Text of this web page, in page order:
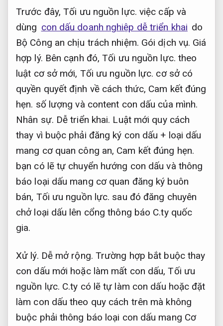
Trước đây,Tối ưu nguồn lực. việc cấp và
dùng con dấu doanh nghiệp dễ triển khai do
Bộ Công an chịu trách nhiệm. Gói dịch vụ. Giá
hợp lý. Bên cạnh đó,Tối ưu nguồn lực. theo
luật cơ sở mới, Tối ưu nguồn lực. cơ sở có
quyền quyết định về cách thức, Cam kết đúng
hẹn. số lượng và content con dấu của mình.
Nhân sự. Dễ triển khai. Luật mới quy cách
thay vì buộc phải đăng ký con dấu + loại dấu
mang cơ quan công an, Cam kết đúng hẹn.
bạn có lẽ tự chuyển hướng con dấu và thông
báo loại dấu mang cơ quan đăng ký buôn
bán, Tối ưu nguồn lực. sau đó đăng chuyên
chở loại dấu lên cổng thông báo C.ty quốc
gia.
Xử lý. Dễ mở rộng. Trường hợp bắt buộc thay
con dấu mới hoặc làm mất con dấu,Tối ưu
nguồn lực. C.ty có lẽ tự làm con dấu hoặc đặt
làm con dấu theo quy cách trên mà không
buộc phải thông báo loại con dấu mang Cơ